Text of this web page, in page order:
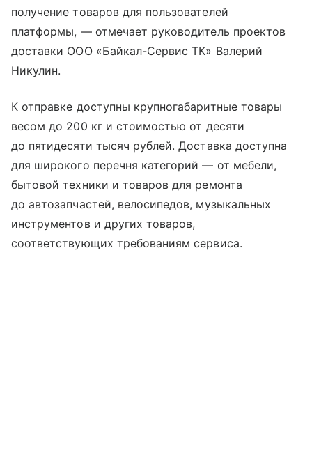
получение товаров для пользователей
платформы, — отмечает руководитель проектов
доставки ООО «Байкал-Сервис ТК» Валерий
Никулин.
К отправке доступны крупногабаритные товары
весом до 200 кг и стоимостью от десяти
до пятидесяти тысяч рублей. Доставка доступна
для широкого перечня категорий — от мебели,
бытовой техники и товаров для ремонта
до автозапчастей, велосипедов, музыкальных
инструментов и других товаров,
соответствующих требованиям сервиса.